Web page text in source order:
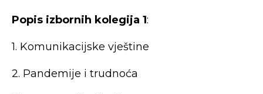
Popis izbornih kolegija 1:
1. Komunikacijske vještine
2. Pandemije i trudnoća